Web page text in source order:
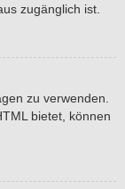
zugänglich ist.
zu verwenden.
bietet, können